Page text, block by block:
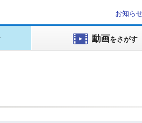
お知ら
動画をさがす